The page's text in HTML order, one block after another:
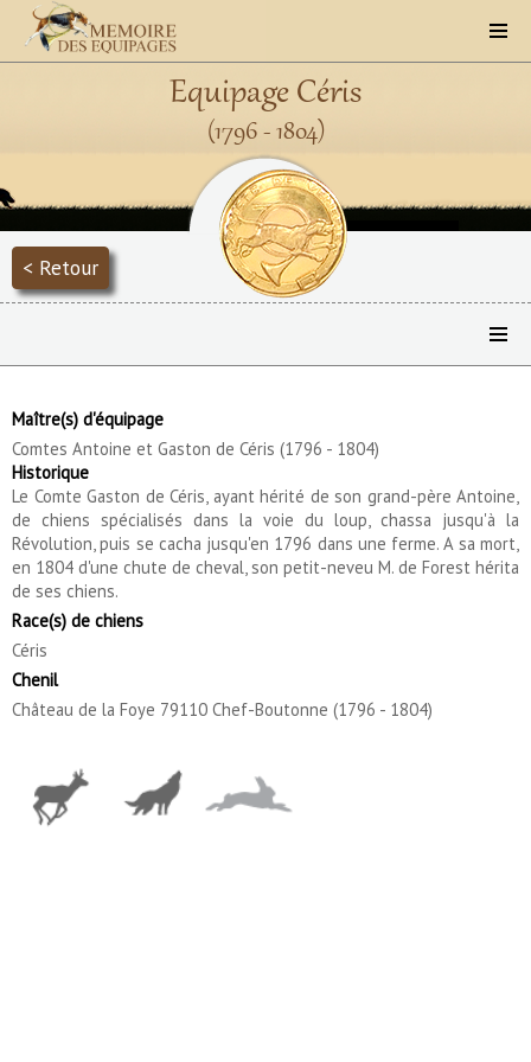
Equipage Céris
(1796 - 1804)
< Retour
Maître(s) d'équipage
Comtes Antoine et Gaston de Céris (1796 - 1804)
Historique
Le Comte Gaston de Céris, ayant hérité de son grand-père Antoine,
de chiens spécialisés dans la voie du loup, chassa jusqu'à la
Révolution, puis se cacha jusqu'en 1796 dans une ferme. A sa mort,
en 1804 d'une chute de cheval, son petit-neveu M. de Forest hérita
de ses chiens.
Race(s) de chiens
Céris
Chenil
Château de la Foye 79110 Chef-Boutonne (1796 - 1804)